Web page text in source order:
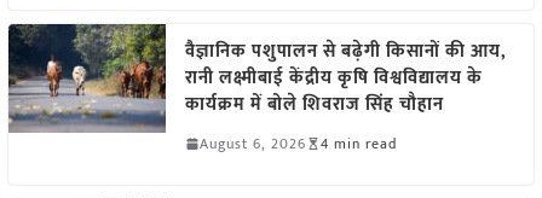
वैज्ञानिक पशुपालन से बढ़ेगी किसानों की आय,
रानी लक्ष्मीबाई केंद्रीय कृषि विश्वविद्यालय के
कार्यक्रम में बोले शिवराज सिंह चौहान
August 6, 2026 4 min read